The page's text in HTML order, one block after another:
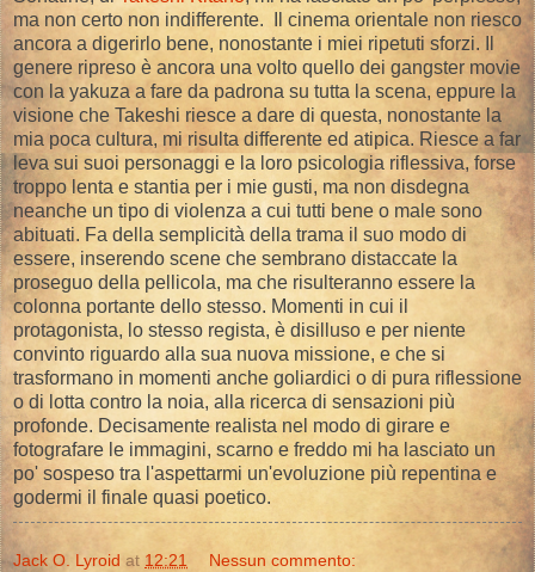
ma non certo non indifferente. Il cinema orientale non riesco
ancora a digerirlo bene, nonostante i miei ripetuti sforzi. Il
genere ripreso è ancora una volto quello dei gangster movie
con la yakuza a fare da padrona su tutta la scena, eppure la
visione che Takeshi riesce a dare di questa, nonostante la
mia poca cultura, mi risulta differente ed atipica. Riesce a far
leva sui suoi personaggi e la loro psicologia riflessiva, forse
troppo lenta e stantia per i mie gusti, ma non disdegna
neanche un tipo di violenza a cui tutti bene o male sono
abituati. Fa della semplicità della trama il suo modo di
essere, inserendo scene che sembrano distaccate la
proseguo della pellicola, ma che risulteranno essere la
colonna portante dello stesso. Momenti in cui il
protagonista, lo stesso regista, è disilluso e per niente
convinto riguardo alla sua nuova missione, e che si
trasformano in momenti anche goliardici o di pura riflessione
o di lotta contro la noia, alla ricerca di sensazioni più
profonde. Decisamente realista nel modo di girare e
fotografare le immagini, scarno e freddo mi ha lasciato un
po' sospeso tra l'aspettarmi un'evoluzione più repentina e
godermi il finale quasi poetico.
Jack O. Lyroid at 12:21 Nessun commento: